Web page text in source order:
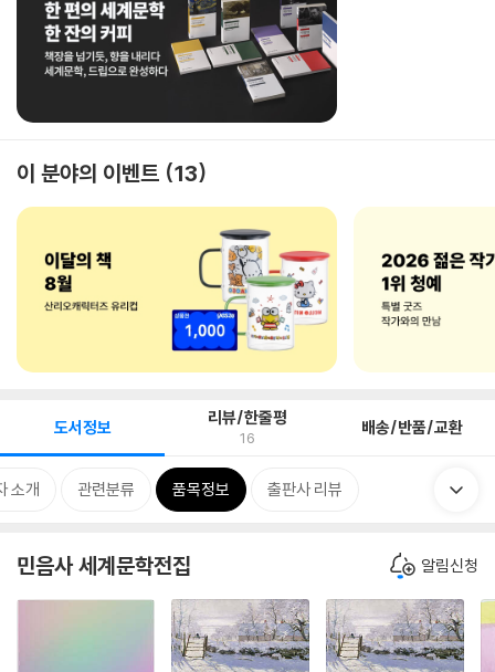
이 분야의 이벤트 13
도서정보 리뷰/한줄평
16 배송/반품/교환
소개 관련분류 품목정보 출판사 리뷰
민음사 세계문학전집 알림신청